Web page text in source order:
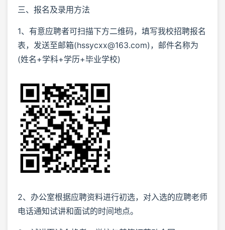
三、报名及录用方法
1、有意应聘者可扫描下方二维码，填写我校招聘报名
表，发送至邮箱(hssycxx@163.com)，邮件名称为
(姓名+学科+学历+毕业学校)
2、办公室根据应聘资料进行初选，对入选的应聘老师
电话通知试讲和面试的时间地点。